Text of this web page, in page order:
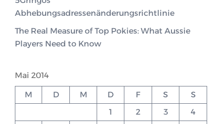
Abhebungsadressenänderungsrichtlinie
The Real Measure of Top Pokies: What Aussie
Players Need to Know
Mai 2014
M D M D F S
S
1
2 3
4